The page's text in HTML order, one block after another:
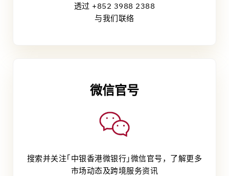
透过 +852 3988 2388
与我们联络
微信官号
搜索并关注｢中银香港微银行｣微信官号，了解更多
市场动态及跨境服务资讯